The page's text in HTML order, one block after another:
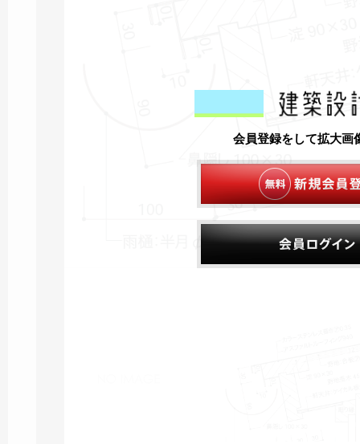
会員登録をして拡大画